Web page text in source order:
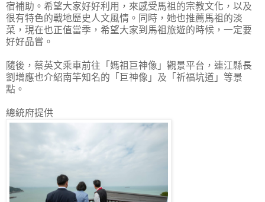
宿補助。希望大家好好利用，來感受馬祖的宗教文化，以及
很有特色的戰地歷史人文風情。同時，她也推薦馬祖的淡
菜，現在也正值當季，希望大家到馬祖旅遊的時候，一定要
好好品嘗。
隨後，蔡英文乘車前往「媽祖巨神像」觀景平台，連江縣長
劉增應也介紹南竿知名的「巨神像」及「祈福坑道」等景
點。
總統府提供